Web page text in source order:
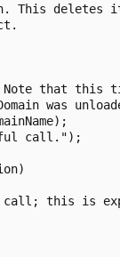
This deletes
that this
was
call.");
this is